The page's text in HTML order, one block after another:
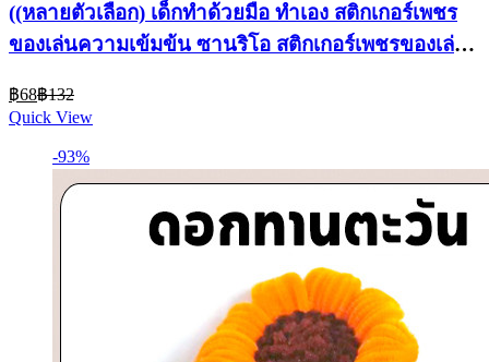
((หลายตัวเลือก) เด็กทําด้วยมือ ทําเอง สติกเกอร์เพชร
ของเล่นความเข้มข้น ซานริโอ สติกเกอร์เพชรของเล่น
฿68Current
price
is:
฿68.
฿132
was:
฿132.
Quick View
-93%